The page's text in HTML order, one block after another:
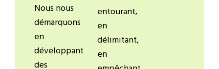
Nous nous
démarquons
en
développant
des
entourant,
en
délimitant,
en